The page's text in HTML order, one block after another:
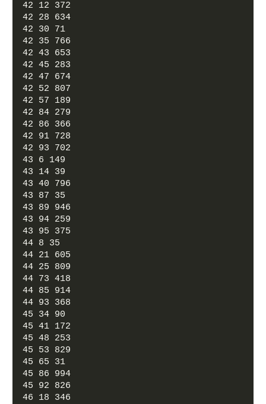
42 12 372
42 28 634
42 30 71
42 35 766
42 43 653
42 45 283
42 47 674
42 52 807
42 57 189
42 84 279
42 86 366
42 91 728
42 93 702
43 6 149
43 14 39
43 40 796
43 87 35
43 89 946
43 94 259
43 95 375
44 8 35
44 21 605
44 25 809
44 73 418
44 85 914
44 93 368
45 34 90
45 41 172
45 48 253
45 53 829
45 65 31
45 86 994
45 92 826
46 18 346